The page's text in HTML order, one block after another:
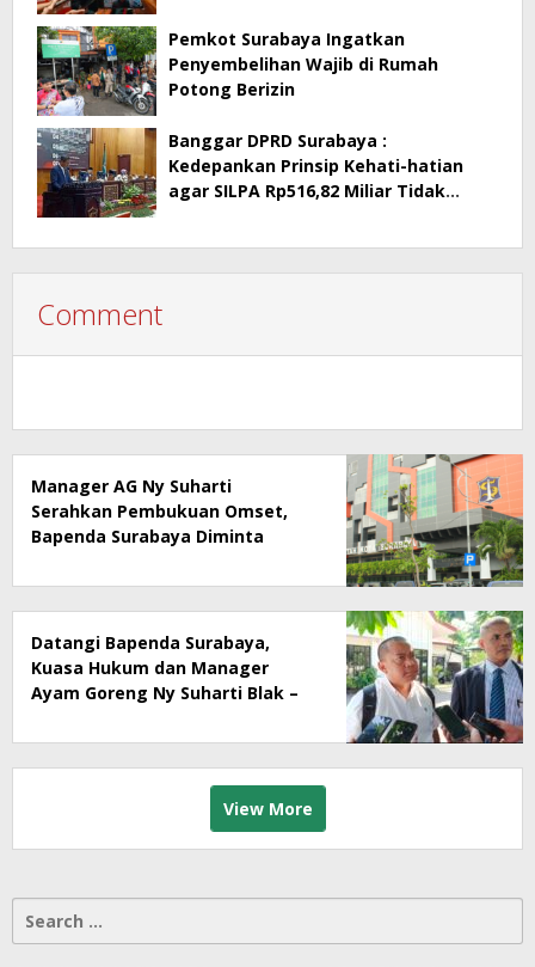
Pemkot Surabaya Ingatkan
Penyembelihan Wajib di Rumah
Potong Berizin
Banggar DPRD Surabaya :
Kedepankan Prinsip Kehati-hatian
agar SILPA Rp516,82 Miliar Tidak
Comment
Manager AG Ny Suharti
Serahkan Pembukuan Omset,
Bapenda Surabaya Diminta
Datangi Bapenda Surabaya,
Kuasa Hukum dan Manager
Ayam Goreng Ny Suharti Blak –
Penyimpangan Pajak
View More
for: